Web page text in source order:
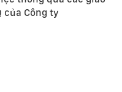
của Công ty